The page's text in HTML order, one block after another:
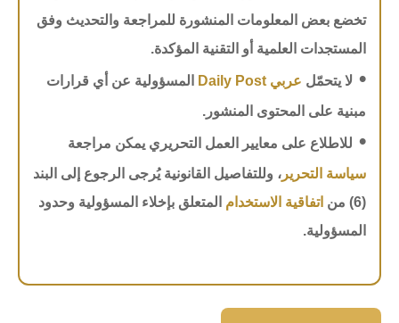
تخضع بعض المعلومات المنشورة للمراجعة والتحديث وفق
المستجدات العلمية أو التقنية المؤكدة.
• لا يتحمّل عربي Daily Post
المسؤولية عن أي قرارات
مبنية على المحتوى المنشور.
• للاطلاع على معايير العمل التحريري يمكن مراجعة
سياسة التحرير ، وللتفاصيل القانونية يُرجى الرجوع إلى البند
(6) من
اتفاقية الاستخدام المتعلق بإخلاء المسؤولية وحدود
المسؤولية.